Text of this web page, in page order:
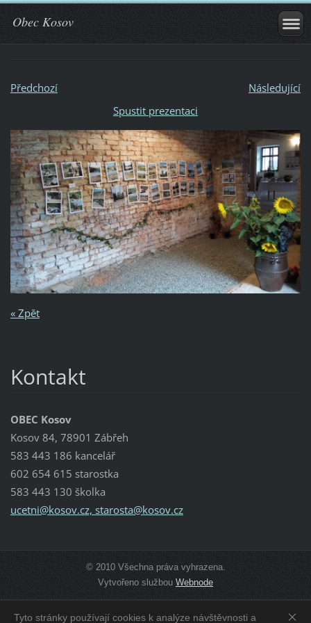
Obec Kosov
Předchozí
Následující
Spustit prezentaci
« Zpět
Tyto stránky používají cookies k analýze návštěvnosti a
Kontakt
OBEC Kosov
Kosov 84, 78901 Zábřeh
583 443 186 kancelář
602 654 615 starostka
583 443 130 školka
ucetni@kosov.cz, starosta@kosov.cz
© 2010 Všechna práva vyhrazena.
Vytvořeno službouWebnode
Zobrazit:Mobilní verzi|Standardní verzi